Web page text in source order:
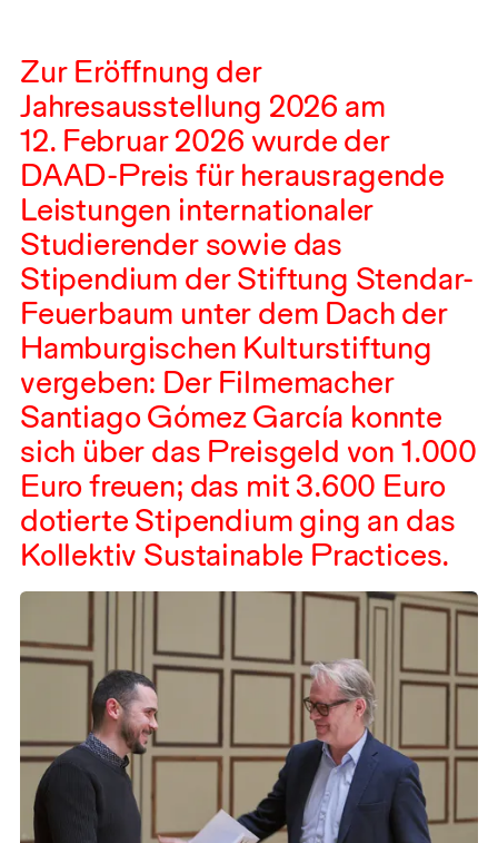
Zur Eröffnung der
Jahresausstellung 2026 am
12.⁠ ⁠Februar2026 wurde der
DAAD-Preis für herausragende
Leistungen internationaler
Studierender sowie das
Stipendium der Stiftung Stendar-
Feuerbaum unter dem Dach der
Hamburgischen Kulturstiftung
vergeben: Der Filmemacher
Santiago Gómez García konnte
sich über das Preisgeld von 1.000
Euro freuen; das mit 3.600 Euro
dotierte Stipendium ging an das
Kollektiv Sustainable Practices.